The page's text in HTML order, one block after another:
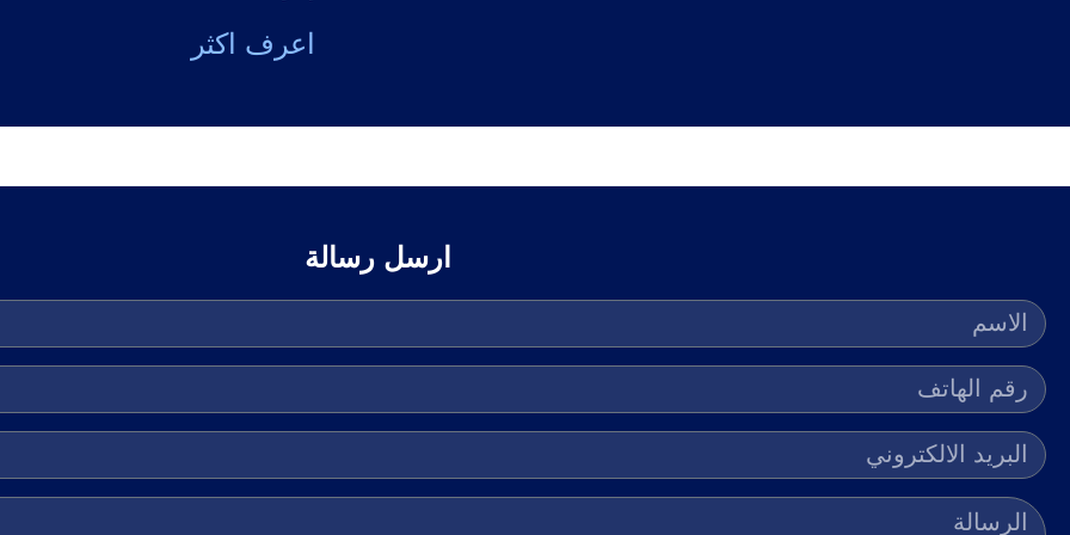
اعرف اكثر
ارسل رسالة